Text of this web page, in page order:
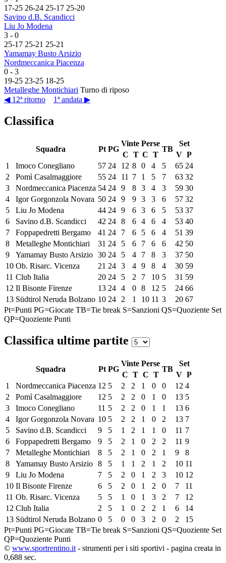
17-25 26-24 25-17 25-20
Savino d.B. Scandicci
Liu Jo Modena
3 - 0
25-17 25-21 25-21
Yamamay Busto Arsizio
Nordmeccanica Piacenza
0 - 3
19-25 23-25 18-25
Metalleghe Montichiari Turno di riposo
◀ 12ª ritorno
1ª andata ▶
Classifica
Squadra Pt PG
Vinte Perse
TB
Set
C T C T V P
1
Imoco Conegliano 57 24 12 8 0 4 5 65 24
2
Pomì Casalmaggiore 55 24 11 7 1 5 7 63 32
3
Nordmeccanica Piacenza 54 24 9 8 3 4 3 59 30
4
Igor Gorgonzola Novara 50 24 9 9 3 3 6 57 32
5
Liu Jo Modena 44 24 9 6 3 6 5 53 37
6
Savino d.B. Scandicci 42 24 8 6 4 6 4 53 40
7
Foppapedretti Bergamo 41 24 7 6 5 6 4 51 39
8
Metalleghe Montichiari 31 24 5 6 7 6 6 42 50
9
Yamamay Busto Arsizio 30 24 5 4 7 8 3 37 50
10 Ob. Risarc. Vicenza 21 24 3 4 9 8 4 30 59
11 Club Italia 20 24 5 2 7 10 5 31 59
12 Il Bisonte Firenze 13 24 4 0 8 12 5 24 66
13 Südtirol Neruda Bolzano 10 24 2 1 10 11 3 20 67
Pt=Punti PG=Giocate TB=Tie break S=Sanzioni QS=Quoziente Set
QP=Quoziente Punti
Classifica ultime partite
Squadra Pt PG
Vinte Perse
TB
Set
C T C T V P
1
Nordmeccanica Piacenza 12 5 2 2 1 0 0 12 4
2
Pomì Casalmaggiore 12 5 2 2 0 1 0 13 5
3
Imoco Conegliano 11 5 2 2 0 1 1 13 6
4
Igor Gorgonzola Novara 10 5 2 2 1 0 2 13 7
5
Savino d.B. Scandicci 9 5 1 2 1 1 0 11 7
6
Foppapedretti Bergamo 9 5 2 1 0 2 2 11 9
7
Metalleghe Montichiari 8 5 2 1 0 2 1 9
8
8
Yamamay Busto Arsizio 8 5 1 1 2 1 2 10 11
9
Liu Jo Modena 7 5 2 0 1 2 3 10 12
10 Il Bisonte Firenze 6 5 2 0 1 2 0 7
11
11 Ob. Risarc. Vicenza 5 5 1 0 1 3 2 7
12
12 Club Italia 2 5 1 0 2 2 1 6
14
13 Südtirol Neruda Bolzano 0 5 0 0 3 2 0 2
15
Pt=Punti PG=Giocate TB=Tie break S=Sanzioni QS=Quoziente Set
QP=Quoziente Punti
© www.sportrentino.it - strumenti per i siti sportivi - pagina creata in
0,688 sec.